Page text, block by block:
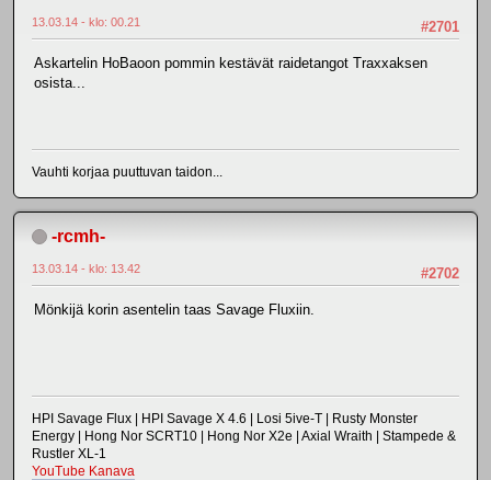
#2701
13.03.14 - klo: 00.21
Askartelin HoBaoon pommin kestävät raidetangot Traxxaksen
osista...
Vauhti korjaa puuttuvan taidon...
-rcmh-
#2702
13.03.14 - klo: 13.42
Mönkijä korin asentelin taas Savage Fluxiin.
HPI Savage Flux | HPI Savage X 4.6 | Losi 5ive-T | Rusty Monster
Energy | Hong Nor SCRT10 | Hong Nor X2e | Axial Wraith | Stampede &
Rustler XL-1
YouTube Kanava